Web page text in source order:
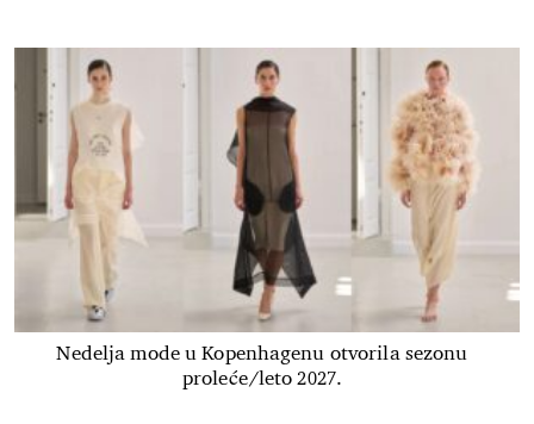
Nedelja mode u Kopenhagenu otvorila sezonu
proleće/leto 2027.